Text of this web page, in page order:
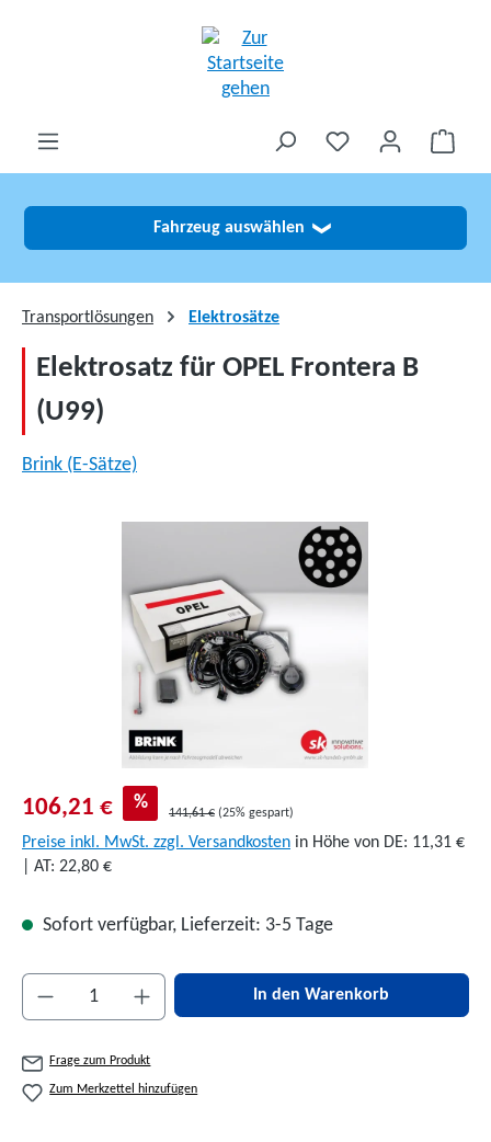
Fahrzeug auswählen ❯
Transportlösungen Elektrosätze
Elektrosatz für OPEL Frontera B
(U99)
Brink (E-Sätze)
106,21 € % 141,61 € (25% gespart)
Preise inkl. MwSt. zzgl. Versandkosten in Höhe von DE: 11,31 €
| AT: 22,80 €
Sofort verfügbar, Lieferzeit: 3-5 Tage
Produkt Anzahl: Gib den gewünschten Wert
In den Warenkorb
Frage zum Produkt
Zum Merkzettel hinzufügen